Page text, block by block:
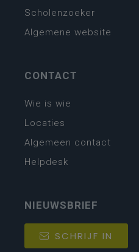
Scholenzoeker
Algemene website
CONTACT
Wie is wie
Locaties
Algemeen contact
Helpdesk
NIEUWSBRIEF
SCHRIJF IN